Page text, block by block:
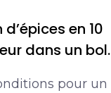
en 10
dans un bol.
pour un